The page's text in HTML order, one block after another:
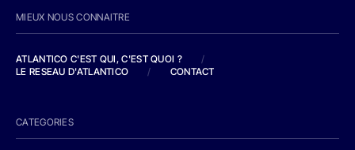
MIEUX NOUS CONNAITRE
ATLANTICO C'EST QUI, C'EST QUOI ?
/
LE RESEAU D'ATLANTICO
/ CONTACT
CATEGORIES